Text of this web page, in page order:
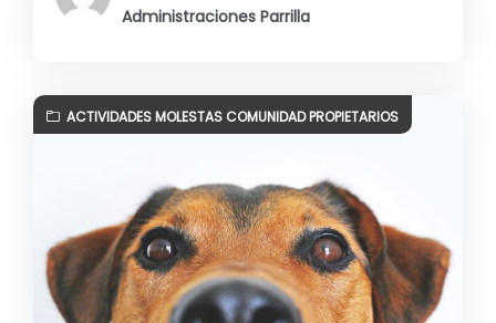
Administraciones Parrilla
ACTIVIDADES MOLESTAS COMUNIDAD PROPIETARIOS